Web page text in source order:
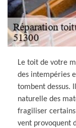
Le toit de votre
des intempéries
tombent dessus.
naturelle des
fragiliser
vent provoquent